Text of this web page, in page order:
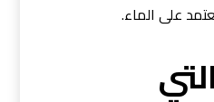
على الماء.